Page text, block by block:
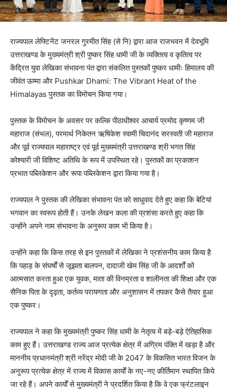
राज्यपाल लेफ्टिनेंट जनरल गुरमीत सिंह (से नि) द्वारा आज राजभवन में देवभूमि
उत्तराखण्ड के मुख्यमंत्री श्री पुष्कर सिंह धामी जी के व्यक्तित्व व कृतित्व पर
केंद्रित युवा लेखिका संभावना पंत द्वारा संकलित पुस्तकों पुष्कर धामीः हिमालय की
जीवंत ऊष्मा और Pushkar Dhami: The Vibrant Heat of the
Himalayas पुस्तक का विमोचन किया गया।
पुस्तक के विमोचन के अवसर पर कल्कि पीठाधीश्वर आचार्य प्रमोद कृष्णम जी
महाराज (संभल), परमार्थ निकेतन ऋषिकेश स्वामी चिदानंद सरस्वती जी महाराज
और पूर्व राज्यपाल महाराष्ट्र एवं पूर्व मुख्यमंत्री उत्तराखण्ड श्री भगत सिंह
कोश्यारी जी विशिष्ट अतिथि के रूप में उपस्थित रहे। पुस्तकों का प्रकाशन
प्रभात पब्लिकेशन और रूपा पब्लिकेशन द्वारा किया गया है।
राज्यपाल ने पुस्तक की लेखिका संभावना पंत को साधुवाद देते हुए कहा कि बेटियां
भगवान का स्वरूप होती हैं। उनके लेखन कला की प्रशंसा करते हुए कहा कि
उन्होंने अपने नाम संभावना के अनुरूप काम भी किया है।
उन्होंने कहा कि किस तरह से इन पुस्तकों में लेखिका ने प्रशंसनीय काम किया है
कि पहाड़ के संघर्षों से जूझता बालपन, दादाजी खेम सिंह जी के आदर्शों को
आत्मसात करता हुआ एक युवक, माता की विनम्रता व शालीनता की शिक्षा और एक
सैनिक पिता के दृढ़ता, कर्तव्य परायणता और अनुशासन में तपकर कैसे तैयार हुआ
एक पुष्कर।
राज्यपाल ने कहा कि मुख्यमंत्री पुष्कर सिंह धामी के नेतृत्व में बड़े-बड़े ऐतिहासिक
काम हुए हैं। उत्तराखण्ड राज्य आज प्रत्येक क्षेत्र में अग्रिम पंक्ति में खड़ा है और
माननीय प्रधानमंत्री श्री नरेंद्र मोदी जी के 2047 के विकसित भारत विजन के
अनुरूप प्रत्येक क्षेत्र में राज्य में विकास कार्यों के नए-नए कीर्तिमान स्थापित किये
जा रहे हैं। अपने कार्यों से मुख्यमंत्री ने प्रदर्शित किया है कि वे एक फ्रंटलाइन